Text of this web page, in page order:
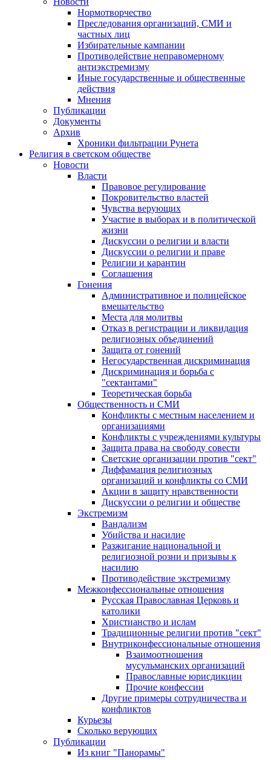
Нормотворчество
Преследования организаций, СМИ и
частных лиц
Избирательные кампании
Противодействие неправомерному
антиэкстремизму
Иные государственные и общественные
действия
Мнения
Публикации
Документы
Архив
Хроники фильтрации Рунета
Религия в светском обществе
Новости
Власти
Правовое регулирование
Покровительство властей
Чувства верующих
Участие в выборах и в политической
жизни
Дискуссии о религии и власти
Дискуссии о религии и праве
Религии и карантин
Соглашения
Гонения
Административное и полицейское
вмешательство
Места для молитвы
Отказ в регистрации и ликвидация
религиозных объединений
Защита от гонений
Негосударственная дискриминация
Дискриминация и борьба с
"сектантами"
Теоретическая борьба
Общественность и СМИ
Конфликты с местным населением и
организациями
Конфликты с учреждениями культуры
Защита права на свободу совести
Светские организации против "сект"
Диффамация религиозных
организаций и конфликты со СМИ
Акции в защиту нравственности
Дискуссии о религии и обществе
Экстремизм
Вандализм
Убийства и насилие
Разжигание национальной и
религиозной розни и призывы к
насилию
Противодействие экстремизму
Межконфессиональные отношения
Русская Православная Церковь и
католики
Христианство и ислам
Традиционные религии против "сект"
Внутриконфессиональные отношения
Взаимоотношения
мусульманских организаций
Православные юрисдикции
Прочие конфессии
Другие примеры сотрудничества и
конфликтов
Курьезы
Сколько верующих
Публикации
Из книг "Панорамы"